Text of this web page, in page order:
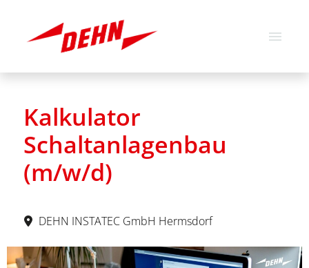
Stellenangebote
Über uns
Unsere Werte
Kalkulator
Schaltanlagenbau
(m/w/d)
DEHN INSTATEC GmbH Hermsdorf